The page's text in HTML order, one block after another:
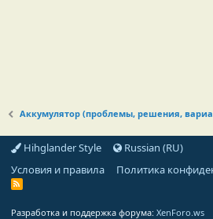
Аккумулятор (проблемы, решения,
Hihglander Style
Russian (RU)
Условия и правила
Политика
R
Разработка и поддержка форума: XenForo.ws